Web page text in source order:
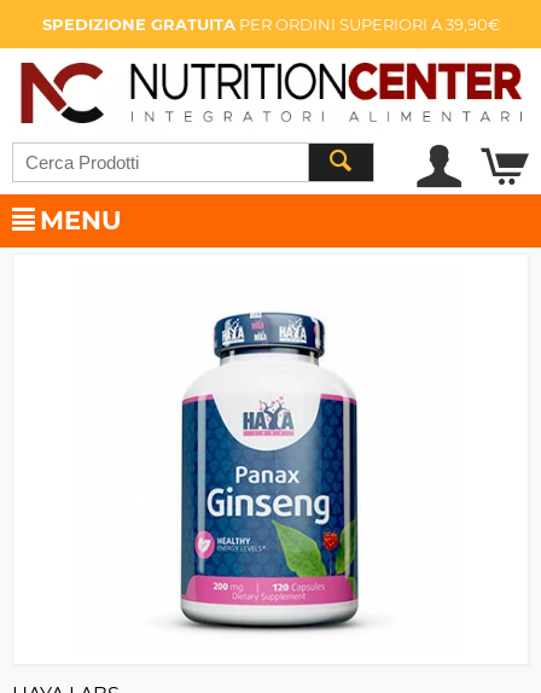
SPEDIZIONE GRATUITAPER ORDINI SUPERIORI A 39,90€
MENU